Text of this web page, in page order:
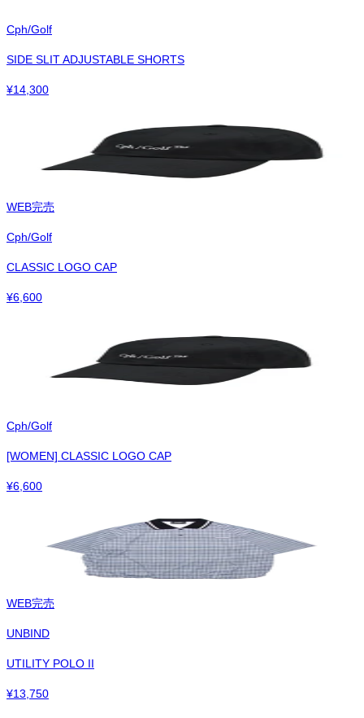
Cph/Golf
SIDE SLIT ADJUSTABLE SHORTS
¥14,300
WEB完売
Cph/Golf
CLASSIC LOGO CAP
¥6,600
Cph/Golf
[WOMEN] CLASSIC LOGO CAP
¥6,600
WEB完売
UNBIND
UTILITY POLO II
¥13,750